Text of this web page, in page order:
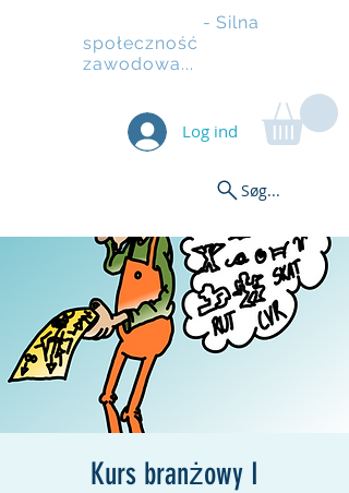
- Silna
społeczność
zawodowa...
Log ind
Søg...
Kurs branżowy I